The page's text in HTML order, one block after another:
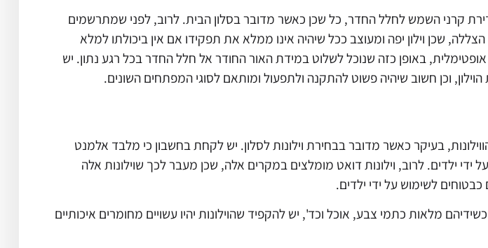
קרני השמש לחלל החדר, כל שכן כאשר מדובר בסלון הבית. לרוב, לפני שמתרשמים
שכן וילון יפה ומעוצב ככל שיהיה אינו ממלא את תפקידו אם אין ביכולתו למלא
באופן כזה שנוכל לשלוט במידת האור החודר אל חלל החדר בכל רגע נתון. יש
וכן חשוב שיהיה פשוט להתקנה ולתפעול ומותאם לסוגי המפתחים השונים.
בעיקר כאשר מדובר בבחירת וילונות לסלון. יש לקחת בחשבון כי מלבד אלמנט
ידי ילדים. לרוב, וילונות דואט מומלצים במקרים אלה, שכן מעבר לכך שוילונות אלה
לשימוש על ידי ילדים.
מלאות כתמי צבע, אוכל וכד', יש להקפיד שהוילונות יהיו עשויים מחומרים איכותיים